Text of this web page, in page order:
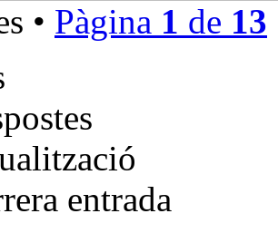
• Pàgina 1 de 13
entrada